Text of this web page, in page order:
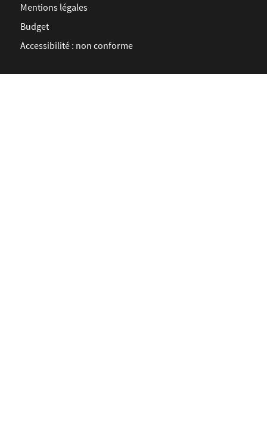
Mentions légales
Budget
Accessibilité : non conforme